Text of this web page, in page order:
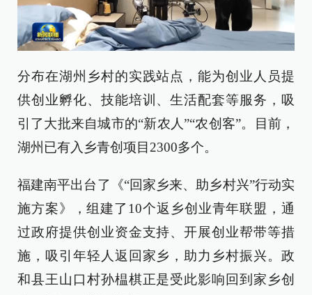
分布在湖州乡村的实践站点，能为创业人员提
供创业孵化、技能培训、生活配套等服务，吸
引了大批来自城市的“新农人”“农创客”。目前，
湖州已有入乡青创项目2300多个。
福建南平出台了《“回家乡来、助乡村兴”行动实
施方案》，组建了10个返乡创业青年联盟，通
过政府提供创业资金支持、开展创业帮带等措
施，吸引年轻人返回家乡，助力乡村振兴。政
和县王山口村孙榅棋正是受此影响回到家乡创